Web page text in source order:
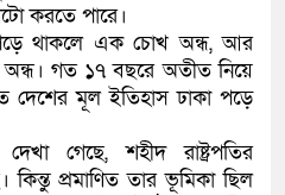
করতে পারে।
থাকলে এক চোখ অন্ধ, আর
গত ১৭ বছরে অতীত নিয়ে
দেশের মূল ইতিহাস ঢাকা পড়ে
গেছে, শহীদ রাষ্ট্রপতির
প্রমাণিত তার ভূমিকা ছিল